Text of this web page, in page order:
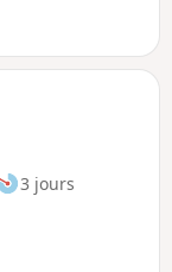
beaucoup
étape ne
3 jours